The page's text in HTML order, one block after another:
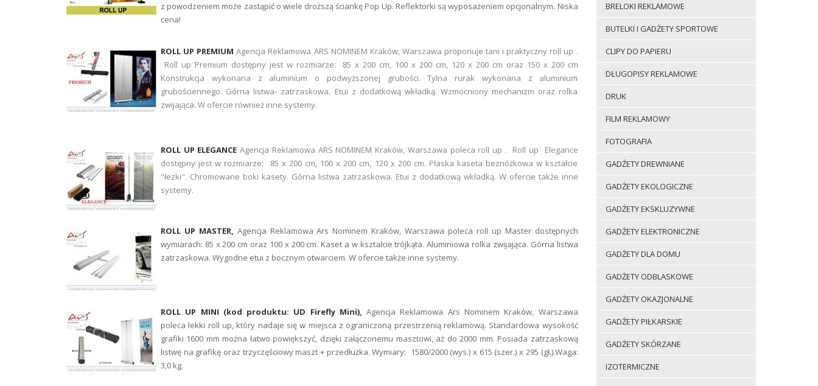
z powodzeniem może zastąpić o wiele droższą ściankę Pop Up. Reflektorki są wyposażeniem opcjonalnym. Niska
cena!
ROLL UP PREMIUM Agencja Reklamowa ARS NOMINEM Kraków, Warszawa proponuje tani i praktyczny roll up .
Roll up Premium dostępny jest w rozmiarze: 85 x 200 cm, 100 x 200 cm, 120 x 200 cm oraz 150 x 200 cm
Konstrukcja wykonana z aluminium o podwyższonej grubości. Tylna rurak wykonana z aluminium
grubościennego. Górna listwa- zatrzaskowa. Etui z dodatkową wkładką. Wzmocniony mechanizm oraz rolka
zwijająca. W ofercie również inne systemy.
ROLL UP ELEGANCE Agencja Reklamowa ARS NOMINEM Kraków, Warszawa poleca roll up . Roll up Elegance
dostępny jest w rozmiarze: 85 x 200 cm, 100 x 200 cm, 120 x 200 cm. Płaska kaseta beznóżkowa w kształcie
"łezki". Chromowane boki kasety. Górna listwa zatrzaskowa. Etui z dodatkową wkładką. W ofercie także inne
systemy.
ROLL UP MASTER, Agencja Reklamowa Ars Nominem Kraków, Warszawa poleca roll up Master dostępnych
wymiarach: 85 x 200 cm oraz 100 x 200 cm. Kaset a w kształcie trójkąta. Aluminiowa rolka zwijająca. Górna listwa
zatrzaskowa. Wygodne etui z bocznym otwarciem. W ofercie także inne systemy.
ROLL UP MINI (kod produktu: UD Firefly Mini), Agencja Reklamowa Ars Nominem Kraków, Warszawa
poleca lekki roll up, który nadaje się w miejsca z ograniczoną przestrzenią reklamową. Standardowa wysokość
grafiki 1600 mm można łatwo powiększyć, dzięki załączonemu masztowi, aż do 2000 mm. Posiada zatrzaskową
listwę na grafikę oraz trzyczęściowy maszt + przedłużka. Wymiary: 1580/2000 (wys.) x 615 (szer.) x 295 (gł.).Waga:
3,0 kg.
BRELOKI REKLAMOWE
BUTELKI I GADŻETY SPORTOWE
CLIPY DO PAPIERU
DŁUGOPISY REKLAMOWE
DRUK
FILM REKLAMOWY
FOTOGRAFIA
GADŻETY DREWNIANE
GADŻETY EKOLOGICZNE
GADŻETY EKSKLUZYWNE
GADŻETY ELEKTRONICZNE
GADŻETY DLA DOMU
GADŻETY ODBLASKOWE
GADŻETY OKAZJONALNE
GADŻETY PIŁKARSKIE
GADŻETY SKÓRZANE
IZOTERMICZNE